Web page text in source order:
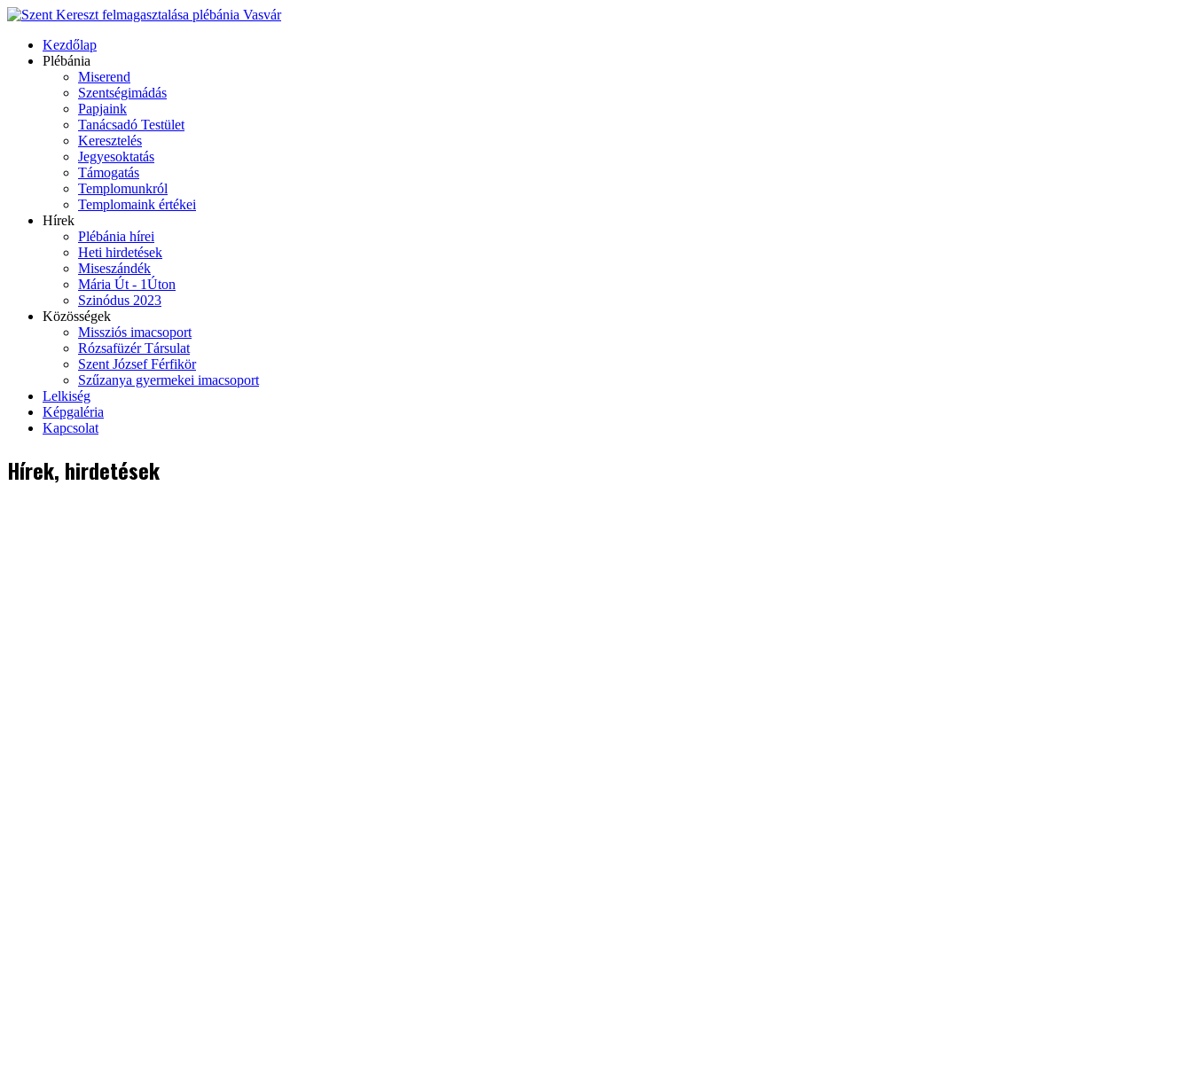
Kezdőlap
Plébánia
Miserend
Szentségimádás
Papjaink
Tanácsadó Testület
Keresztelés
Jegyesoktatás
Támogatás
Templomunkról
Templomaink értékei
Hírek
Plébánia hírei
Heti hirdetések
Miseszándék
Mária Út - 1Úton
Szinódus 2023
Közösségek
Missziós imacsoport
Rózsafüzér Társulat
Szent József Férfikör
Szűzanya gyermekei imacsoport
Lelkiség
Képgaléria
Kapcsolat
Hírek, hirdetések